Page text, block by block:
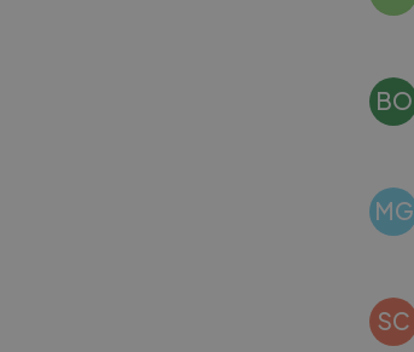
BO
MG
SC